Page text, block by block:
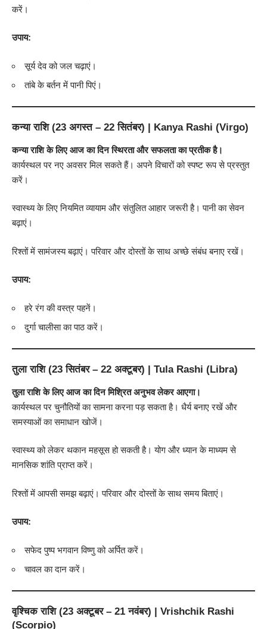
करें।
उपाय:
सूर्य देव को जल चढ़ाएं।
तांबे के बर्तन में पानी पिएं।
कन्या राशि (23 अगस्त – 22 सितंबर) | Kanya Rashi (Virgo)
कन्या राशि के लिए आज का दिन स्थिरता और सफलता का प्रतीक है।
कार्यस्थल पर नए अवसर मिल सकते हैं। अपने विचारों को स्पष्ट रूप से प्रस्तुत
करें।
स्वास्थ्य के लिए नियमित व्यायाम और संतुलित आहार जरूरी है। पानी का सेवन
बढ़ाएं।
रिश्तों में सामंजस्य बढ़ाएं। परिवार और दोस्तों के साथ अच्छे संबंध बनाए रखें।
उपाय:
हरे रंग की वस्त्र पहनें।
दुर्गा चालीसा का पाठ करें।
तुला राशि (23 सितंबर – 22 अक्टूबर) | Tula Rashi (Libra)
तुला राशि के लिए आज का दिन मिश्रित अनुभव लेकर आएगा।
कार्यस्थल पर चुनौतियों का सामना करना पड़ सकता है। धैर्य बनाए रखें और
समस्याओं का समाधान खोजें।
स्वास्थ्य को लेकर थकान महसूस हो सकती है। योग और ध्यान के माध्यम से
मानसिक शांति प्राप्त करें।
रिश्तों में आपसी समझ बढ़ाएं। परिवार और दोस्तों के साथ समय बिताएं।
उपाय:
सफेद पुष्प भगवान विष्णु को अर्पित करें।
चावल का दान करें।
वृश्चिक राशि (23 अक्टूबर – 21 नवंबर) | Vrishchik Rashi
(Scorpio)